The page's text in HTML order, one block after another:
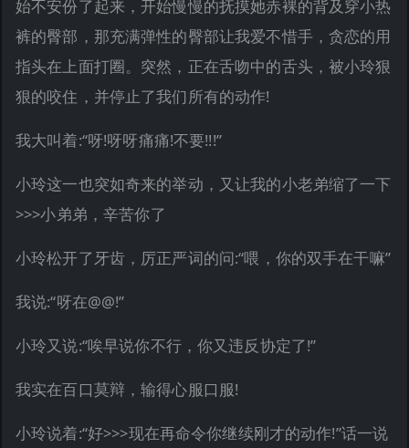
始不安份了起来，开始慢慢的抚摸她赤裸的背及穿小热
裤的臀部，那充满弹性的臀部让我爱不惜手，贪恋的用
指头在上面打圈。突然，正在舌吻中的舌头，被小玲狠
狠的咬住，并停止了我们所有的动作!
我大叫着:“呀!呀呀痛痛!不要!!!”
小玲这一也突如奇来的举动，又让我的小老弟缩了一下
>>>小弟弟，辛苦你了
小玲松开了牙齿，厉正严词的问:“喂，你的双手在干嘛”
我说:“呀在@@!”
小玲又说:“唉早说你不行，你又违反协定了!”
我实在百口莫辩，输得心服口服!
小玲说着:“好>>>现在再命令你继续刚才的动作!”话一说